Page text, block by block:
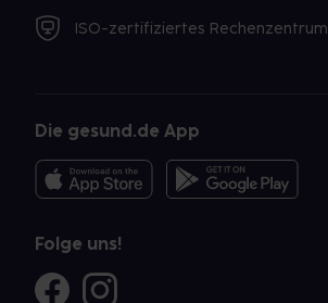
ISO-zertifiziertes Rechenzentrum
Die gesund.de App
Folge uns!